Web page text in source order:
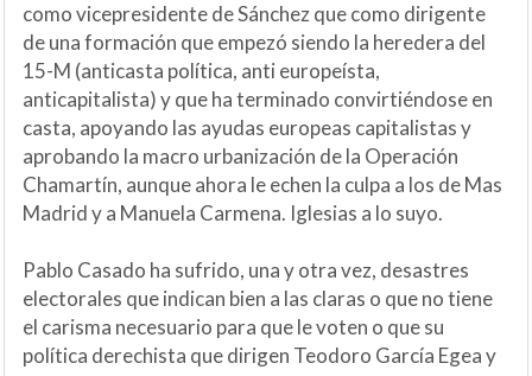
como vicepresidente de Sánchez que como dirigente
de una formación que empezó siendo la heredera del
15-M (anticasta política, anti europeísta,
anticapitalista) y que ha terminado convirtiéndose en
casta, apoyando las ayudas europeas capitalistas y
aprobando la macro urbanización de la Operación
Chamartín, aunque ahora le echen la culpa a los de Mas
Madrid y a Manuela Carmena. Iglesias a lo suyo.
Pablo Casado ha sufrido, una y otra vez, desastres
electorales que indican bien a las claras o que no tiene
el carisma necesuario para que le voten o que su
política derechista que dirigen Teodoro García Egea y